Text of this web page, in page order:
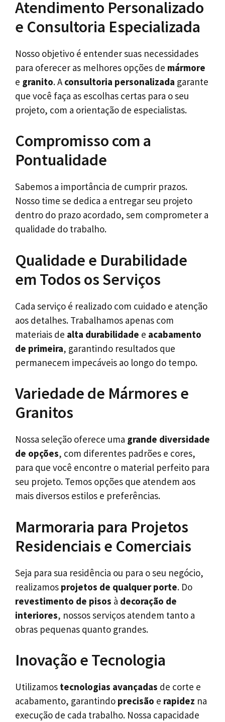
Atendimento Personalizado
e Consultoria Especializada
Nosso objetivo é entender suas necessidades
para oferecer as melhores opções de mármore
e granito. Aconsultoria personalizada garante
que você faça as escolhas certas para o seu
projeto, com a orientação de especialistas.
Compromisso com a
Pontualidade
Sabemos a importância de cumprir prazos.
Nosso time se dedica a entregar seu projeto
dentro do prazo acordado, sem comprometer a
qualidade do trabalho.
Qualidade e Durabilidade
em Todos os Serviços
Cada serviço é realizado com cuidado e atenção
aos detalhes. Trabalhamos apenas com
materiais de alta durabilidade e acabamento
de primeira, garantindo resultados que
permanecem impecáveis ao longo do tempo.
Variedade de Mármores e
Granitos
Nossa seleção oferece uma grande diversidade
de opções, com diferentes padrões e cores,
para que você encontre o material perfeito para
seu projeto. Temos opções que atendem aos
mais diversos estilos e preferências.
Marmoraria para Projetos
Residenciais e Comerciais
Seja para sua residência ou para o seu negócio,
realizamos projetos de qualquer porte. Do
revestimento de pisos à decoração de
interiores, nossos serviços atendem tanto a
obras pequenas quanto grandes.
Inovação e Tecnologia
Utilizamos tecnologias avançadas de corte e
acabamento, garantindo precisão e rapidez na
execução de cada trabalho. Nossa capacidade